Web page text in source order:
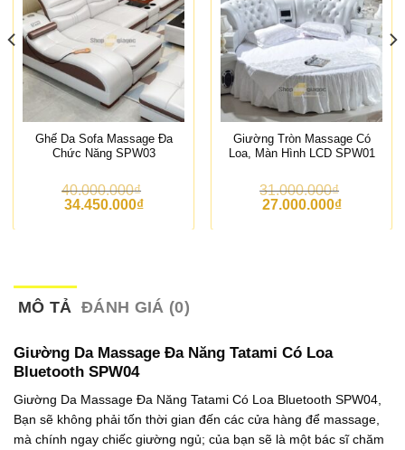
Ghế Da Sofa Massage Đa
Chức Năng SPW03
40.000.000₫
G
l
à
0
.
0
0
0
.
0
34.450.000₫G
t
l
à
3
4
.
4
Giường Tròn Massage Có
Loa, Màn Hình LCD SPW01
31.000.000₫
G
1
.
0
.
0
27.000.000₫G
2
7
.
0
MÔ TẢ ĐÁNH GIÁ (0)
Giường Da Massage Đa Năng Tatami Có Loa
Bluetooth SPW04
Giường Da Massage Đa Năng Tatami Có Loa Bluetooth SPW04,
Bạn sẽ không phải tốn thời gian đến các cửa hàng để massage,
mà chính ngay chiếc giường ngủ; của bạn sẽ là một bác sĩ chăm